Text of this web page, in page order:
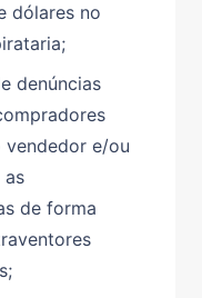
dólares no
denúncias
vendedor e/ou
as
de forma